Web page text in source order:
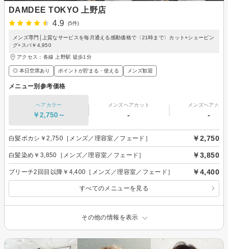
DAMDEE TOKYO 上野店
4.9
(5件)
メンズ専門│上質なサービスを毎月通える感動価格で〈21時まで〉カット+シェービン
グ+スパ￥4,950
アクセス：各線 上野駅 徒歩1分
◎ 本日空席あり ポイントが貯まる・使える メンズ歓迎
メニュー別参考価格
ヘアカラー
￥2,750～
メンズヘアカット
-
メンズヘアカラ
-
白髪ボカシ￥2,750［メンズ／理容室／フェード］ ￥2,750
白髪染め￥3,850［メンズ／理容室／フェード］ ￥3,850
ブリーチ2回目以降￥4,400［メンズ／理容室／フェード］ ￥4,400
すべてのメニューを見る
その他の情報を表示